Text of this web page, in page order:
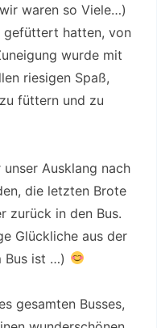
waren so Viele…)
gefüttert hatten, von
wurde mit
riesigen Spaß,
füttern und zu
Ausklang nach
die letzten Brote
zurück in den Bus.
Glückliche aus der
Bus ist …)
gesamten Busses,